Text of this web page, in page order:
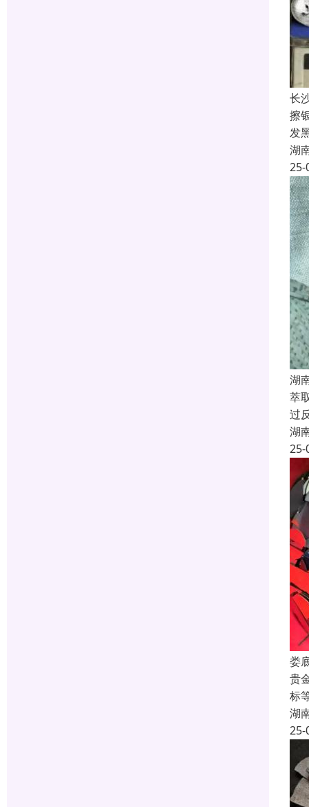
长
擦
发
湖
25-
湖
萃
过
湖
25-
娄
贵
标
湖
25-